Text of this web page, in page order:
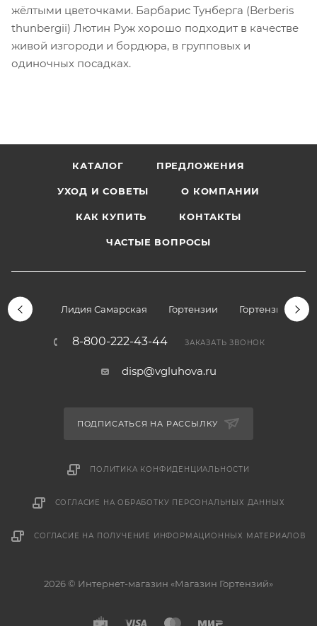
жёлтыми цветочками. Барбарис Тунберга (Berberis
thunbergii) Лютин Руж хорошо подходит в качестве
живой изгороди и бордюра, в групповых и
одиночных посадках.
КАТАЛОГ ПРЕДЛОЖЕНИЯ
УХОД И СОВЕТЫ О КОМПАНИИ
КАК КУПИТЬ КОНТАКТЫ
ЧАСТЫЕ ВОПРОСЫ
Лидия Самарская Гортензии Гортензии
8-800-222-43-44 ЗАКАЗАТЬ ЗВОНОК
disp@vgluhova.ru
ПОДПИСАТЬСЯ НА РАССЫЛКУ
ПОЛИТИКА КОНФИДЕНЦИАЛЬНОСТИ
СОГЛАСИЕ НА ОБРАБОТКУ ПЕРСОНАЛЬНЫХ ДАННЫХ
СОГЛАСИЕ НА ПОЛУЧЕНИЕ ИНФОРМАЦИОННЫХ МАТЕРИАЛОВ
2026 © Интернет-магазин «Магазин Гортензий»